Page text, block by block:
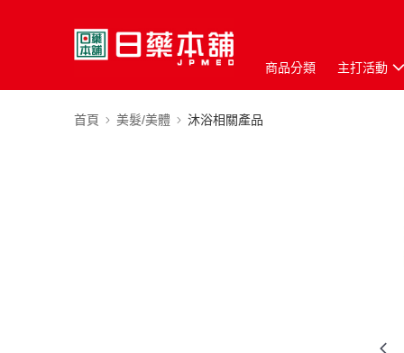
商品分類 主打活動
首頁 美髮/美體 沐浴相關產品